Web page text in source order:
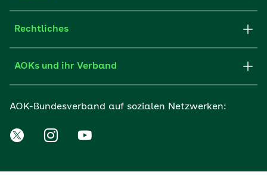
Rechtliches
AOKs und ihr Verband
AOK-Bundesverband auf sozialen Netzwerken: